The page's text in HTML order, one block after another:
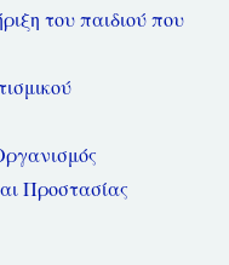
του παιδιού που
Προστασίας